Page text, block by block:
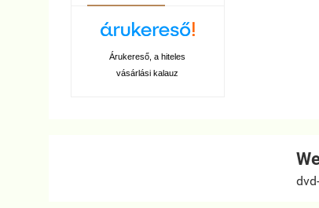
Árukereső, a hiteles
vásárlási kalauz